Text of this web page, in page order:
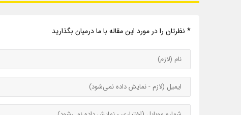
* نظرتان را در مورد این مقاله با ما درمیان بگذارید